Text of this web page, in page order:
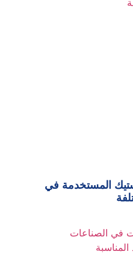
المستخدمة في